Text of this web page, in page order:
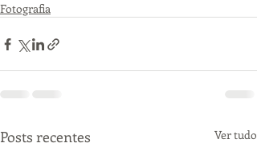
Fotografia
Posts recentes Ver tudo